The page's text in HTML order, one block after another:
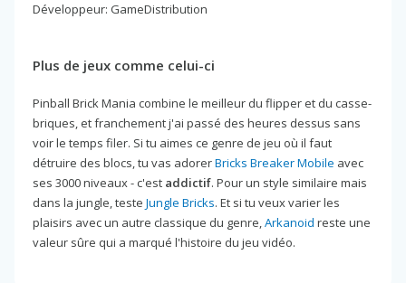
Développeur: GameDistribution
Plus de jeux comme celui-ci
Pinball Brick Mania combine le meilleur du flipper et du casse-
briques, et franchement j'ai passé des heures dessus sans
voir le temps filer. Si tu aimes ce genre de jeu où il faut
détruire des blocs, tu vas adorerBricks Breaker Mobile avec
ses 3000 niveaux - c'est addictif. Pour un style similaire mais
dans la jungle, teste Jungle Bricks. Et si tu veux varier les
plaisirs avec un autre classique du genre,Arkanoid reste une
valeur sûre qui a marqué l'histoire du jeu vidéo.